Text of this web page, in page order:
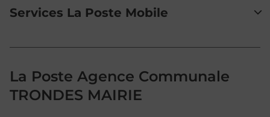
Services La Poste Mobile
La Poste Agence Communale
TRONDES MAIRIE